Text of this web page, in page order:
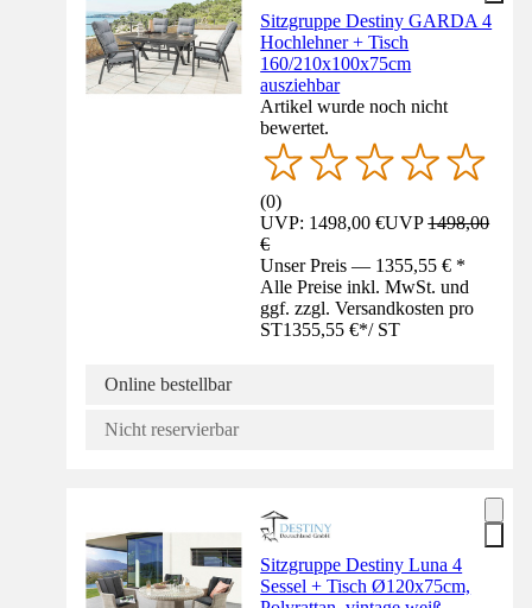
Sitzgruppe Destiny GARDA 4
Hochlehner + Tisch
160/210x100x75cm
ausziehbar
Artikel wurde noch nicht
bewertet.
(0)
UVP: 1498,00 €UVP1498,00
€
Unser Preis — 1355,55 € *
Alle Preise inkl. MwSt. und
ggf. zzgl. Versandkosten pro
ST1355,55 €*/ ST
Online bestellbar
Nicht reservierbar
Sitzgruppe Destiny Luna 4
Sessel + Tisch Ø120x75cm,